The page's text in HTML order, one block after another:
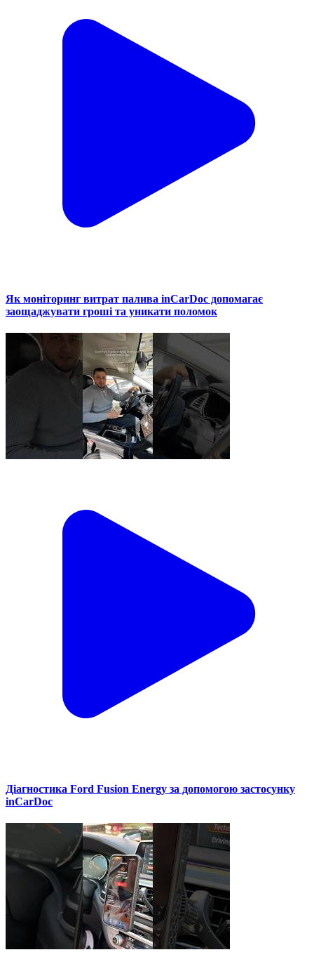
Як моніторинг витрат палива inCarDoc допомагає
заощаджувати гроші та уникати поломок
Діагностика Ford Fusion Energy за допомогою застосунку
inCarDoc